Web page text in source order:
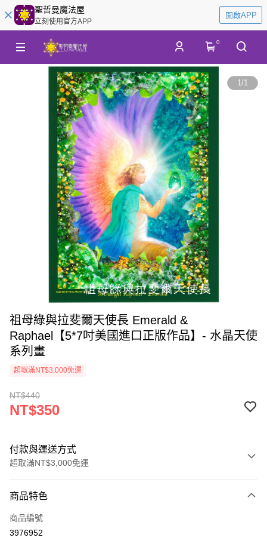
聖哲曼魔法屋
立刻使用官方APP
開啟APP
0
1/1
祖母綠與拉斐爾天使長 Emerald &
Raphael【5*7吋美國進口正版作品】- 水晶天使
系列畫
超取滿NT$3,000免運
NT$440
NT$350
付款與運送方式
超取滿NT$3,000免運
信用卡一次付款
超商取貨付款
商品特色
商品編號
3976952